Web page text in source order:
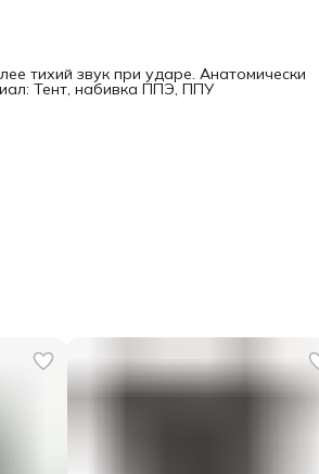
тихий звук при ударе. Анатомически
Тент, набивка ППЭ, ППУ